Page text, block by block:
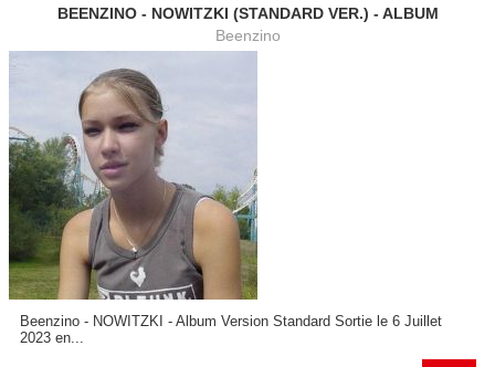
BEENZINO - NOWITZKI (STANDARD VER.) - ALBUM
Beenzino
Beenzino - NOWITZKI - Album Version Standard Sortie le 6 Juillet
2023 en...